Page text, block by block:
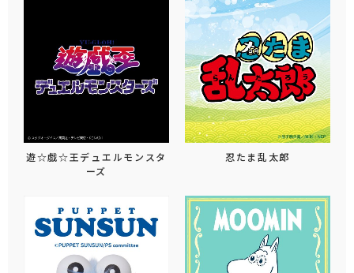
遊☆戯☆王デュエルモンスタ
ーズ
忍たま乱太郎